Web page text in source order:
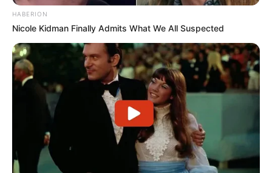
HABERION
Nicole Kidman Finally Admits What We All Suspected